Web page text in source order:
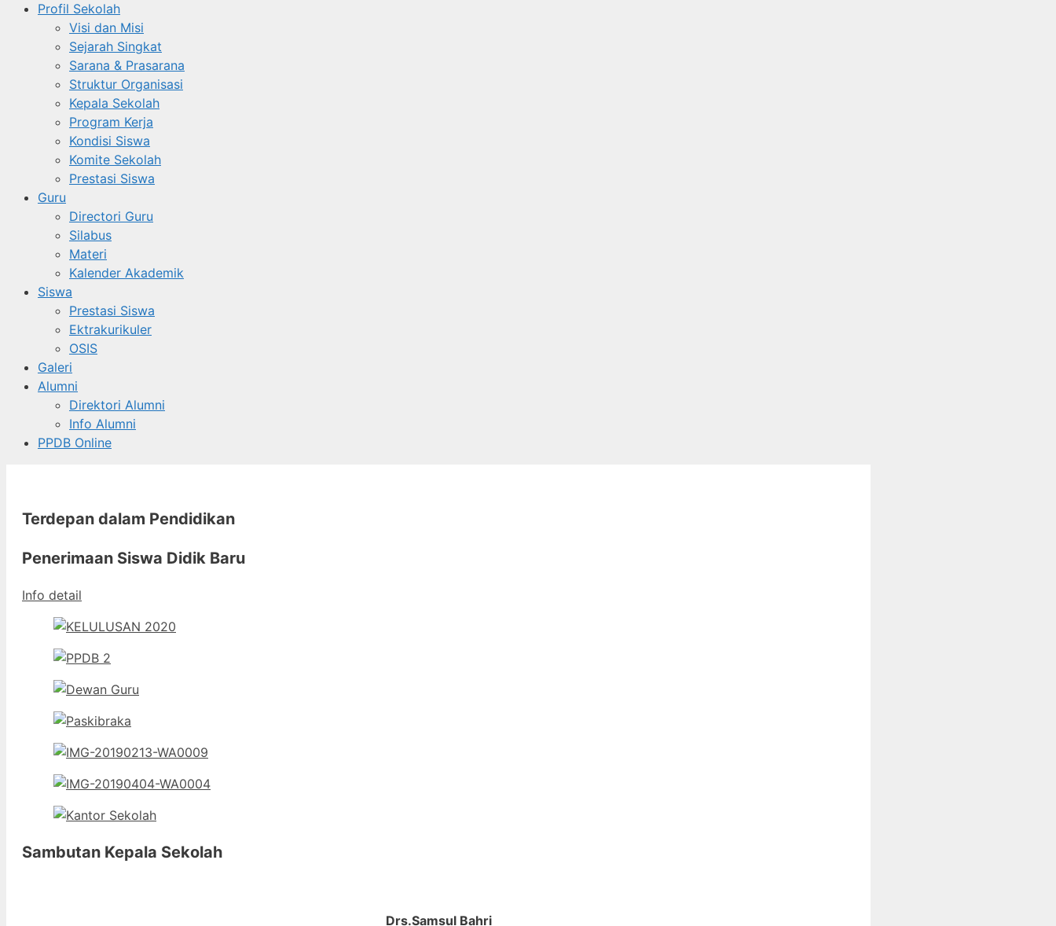
Profil Sekolah
Visi dan Misi
Sejarah Singkat
Sarana & Prasarana
Struktur Organisasi
Kepala Sekolah
Program Kerja
Kondisi Siswa
Komite Sekolah
Prestasi Siswa
Guru
Directori Guru
Silabus
Materi
Kalender Akademik
Siswa
Prestasi Siswa
Ektrakurikuler
OSIS
Galeri
Alumni
Direktori Alumni
Info Alumni
PPDB Online
Terdepan dalam Pendidikan
Penerimaan Siswa Didik Baru
Info detail
Sambutan Kepala Sekolah
Drs.Samsul Bahri